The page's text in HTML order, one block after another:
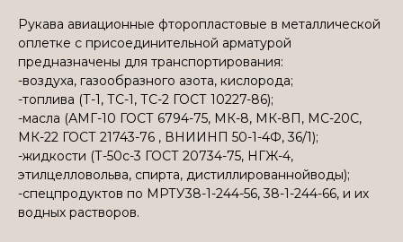
Рукава авиационные фторопластовые в металлической
оплетке с присоединительной арматурой
предназначены для транспортирования:
-воздуха, газообразного азота, кислорода;
-топлива (Т-1, ТС-1, ТС-2 ГОСТ 10227-86);
-масла (АМГ-10 ГОСТ 6794-75, МК-8, МК-8П, МС-20С,
МК-22 ГОСТ 21743-76 , ВНИИНП 50-1-4Ф, 36/1);
-жидкости (Т-50с-3 ГОСТ 20734-75, НГЖ-4,
этилцелловольва, спирта, дистиллированнойводы);
-спецпродуктов по МРТУ38-1-244-56, 38-1-244-66, и их
водных растворов.